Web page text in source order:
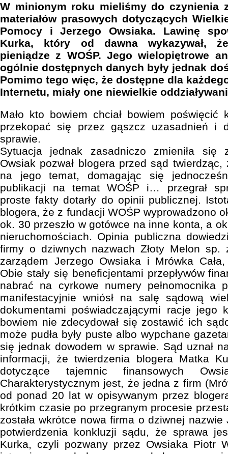
W minionym roku mieliśmy do czynienia
materiałów prasowych dotyczących
Pomocy i Jerzego Owsiaka. Lawinę
Kurka, który od dawna wykazywał,
pieniądze z WOŚP. Jego wielopiętrowe
ogólnie dostępnych danych były jednak
Pomimo tego więc, że dostępne dla
Internetu, miały one niewielkie
Mało kto bowiem chciał bowiem
przekopać się przez gąszcz uzasadnień i
sprawie.
Sytuacja jednak zasadniczo zmieniła się
Owsiak pozwał blogera przed sąd
na jego temat, domagając się
publikacji na temat WOŚP i… przegrał
proste fakty dotarły do opinii publicznej.
blogera, że z fundacji WOŚP wyprowadzono
ok. 30 przeszło w gotówce na inne konta, a
nieruchomościach. Opinia publiczna
firmy o dziwnych nazwach Złoty Melon sp.
zarządem Jerzego Owsiaka i Mrówka
Obie stały się beneficjentami przepływów
nabrać na cyrkowe numery pełnomocnika
manifestacyjnie wniósł na salę sądową
dokumentami poświadczającymi racje jego
bowiem nie zdecydował się zostawić ich
może pudła były puste albo wypchane
się jednak dowodem w sprawie. Sąd uznał
informacji, że twierdzenia blogera Matka
dotyczące tajemnic finansowych
Charakterystycznym jest, że jedna z firm
od ponad 20 lat w opisywanym przez
krótkim czasie po przegranym procesie
została wkrótce nowa firma o dziwnej
potwierdzenia konkluzji sądu, że sprawa
Kurka, czyli pozwany przez Owsiaka Piotr